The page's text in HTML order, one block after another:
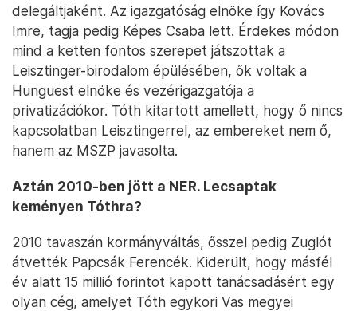
delegáltjaként. Az igazgatóság elnöke így Kovács
Imre, tagja pedig Képes Csaba lett. Érdekes módon
mind a ketten fontos szerepet játszottak a
Leisztinger-birodalom épülésében, ők voltak a
Hunguest elnöke és vezérigazgatója a
privatizációkor. Tóth kitartott amellett, hogy ő nincs
kapcsolatban Leisztingerrel, az embereket nem ő,
hanem az MSZP javasolta.
Aztán 2010-ben jött a NER. Lecsaptak
keményen Tóthra?
2010 tavaszán kormányváltás, ősszel pedig Zuglót
átvették Papcsák Ferencék. Kiderült, hogy másfél
év alatt 15 millió forintot kapott tanácsadásért egy
olyan cég, amelyet Tóth egykori Vas megyei